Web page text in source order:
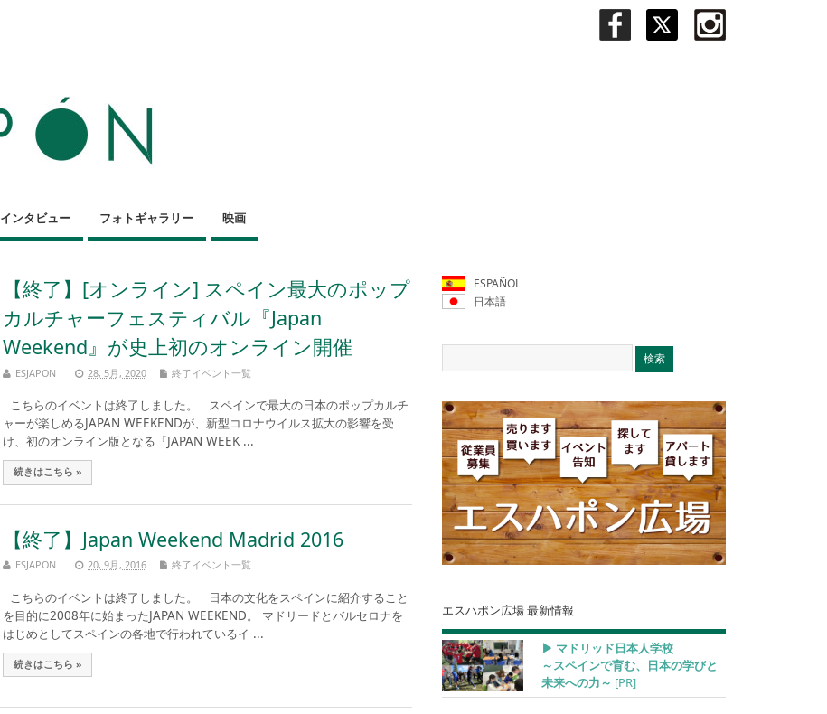
インタビュー フォトギャラリー 映画
【終了】[オンライン] スペイン最大のポップ
カルチャーフェスティバル『Japan
Weekend』が史上初のオンライン開催
ESJAPON 28, 5月, 2020 終了イベント一覧
こちらのイベントは終了しました。 スペインで最大の日本のポップカルチ
ャーが楽しめるJAPAN WEEKENDが、新型コロナウイルス拡大の影響を受
け、初のオンライン版となる『JAPAN WEEK ...
続きはこちら »
【終了】Japan Weekend Madrid 2016
ESJAPON 20, 9月, 2016 終了イベント一覧
こちらのイベントは終了しました。 日本の文化をスペインに紹介すること
を目的に2008年に始まったJAPAN WEEKEND。 マドリードとバルセロナを
はじめとしてスペインの各地で行われているイ ...
続きはこちら »
ESPAÑOL
日本語
エスハポン広場 最新情報
▶︎ マドリッド日本人学校
～スペインで育む、日本の学びと
未来への力～ [PR]